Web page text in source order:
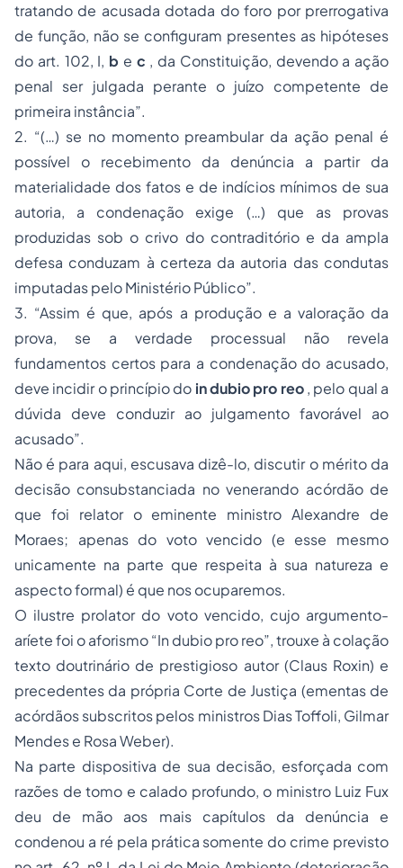
tratando de acusada dotada do foro por prerrogativa
de função, não se configuram presentes as hipóteses
do art. 102, I, b e c , da Constituição, devendo a ação
penal ser julgada perante o juízo competente de
primeira instância”.
2. “(…) se no momento preambular da ação penal é
possível o recebimento da denúncia a partir da
materialidade dos fatos e de indícios mínimos de sua
autoria, a condenação exige (…) que as provas
produzidas sob o crivo do contraditório e da ampla
defesa conduzam à certeza da autoria das condutas
imputadas pelo Ministério Público”.
3. “Assim é que, após a produção e a valoração da
prova, se a verdade processual não revela
fundamentos certos para a condenação do acusado,
deve incidir o princípio do in dubio pro reo , pelo qual a
dúvida deve conduzir ao julgamento favorável ao
acusado”.
Não é para aqui, escusava dizê-lo, discutir o mérito da
decisão consubstanciada no venerando acórdão de
que foi relator o eminente ministro Alexandre de
Moraes; apenas do voto vencido (e esse mesmo
unicamente na parte que respeita à sua natureza e
aspecto formal) é que nos ocuparemos.
O ilustre prolator do voto vencido, cujo argumento-
aríete foi o aforismo“In dubio pro reo”,trouxe à colação
texto doutrinário de prestigioso autor (Claus Roxin) e
precedentes da própria Corte de Justiça (ementas de
acórdãos subscritos pelos ministros Dias Toffoli, Gilmar
Mendes e Rosa Weber).
Na parte dispositiva de sua decisão, esforçada com
razões de tomo e calado profundo, o ministro Luiz Fux
deu de mão aos mais capítulos da denúncia e
condenou a ré pela prática somente do crime previsto